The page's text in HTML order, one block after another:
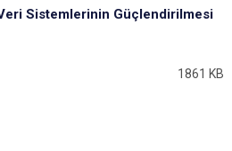
Sistemlerinin Güçlendirilmesi
1861 KB